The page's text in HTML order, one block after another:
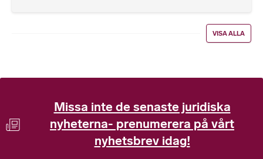
VISA ALLA
Missa inte de senaste juridiska
nyheterna- prenumerera på vårt
nyhetsbrev idag!